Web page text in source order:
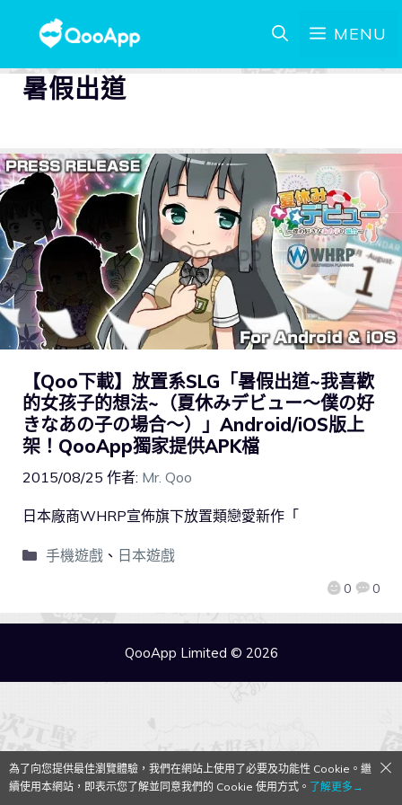
MENU
暑假出道
【Qoo下載】放置系SLG「暑假出道~我喜歡
的女孩子的想法~（夏休みデビュー～僕の好
きなあの子の場合～）」Android/iOS版上
架！QooApp獨家提供APK檔
2015/08/25 作者: Mr. Qoo
0 0
日本廠商WHRP宣佈旗下放置類戀愛新作「
手機遊戲、 日本遊戲
QooApp Limited © 2026
為了向您提供最佳瀏覽體驗，我們在網站上使用了必要及功能性 Cookie。繼
續使用本網站，即表示您了解並同意我們的 Cookie 使用方式。 了解更多→